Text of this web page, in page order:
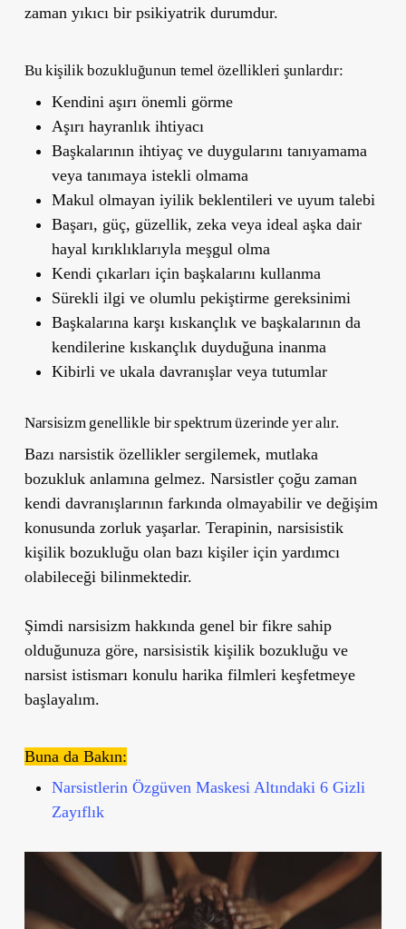
zaman yıkıcı bir psikiyatrik durumdur.
Bu kişilik bozukluğunun temel özellikleri şunlardır:
Kendini aşırı önemli görme
Aşırı hayranlık ihtiyacı
Başkalarının ihtiyaç ve duygularını tanıyamama
veya tanımaya istekli olmama
Makul olmayan iyilik beklentileri ve uyum talebi
Başarı, güç, güzellik, zeka veya ideal aşka dair
hayal kırıklıklarıyla meşgul olma
Kendi çıkarları için başkalarını kullanma
Sürekli ilgi ve olumlu pekiştirme gereksinimi
Başkalarına karşı kıskançlık ve başkalarının da
kendilerine kıskançlık duyduğuna inanma
Kibirli ve ukala davranışlar veya tutumlar
Narsisizm genellikle bir spektrum üzerinde yer alır.
Bazı narsistik özellikler sergilemek, mutlaka
bozukluk anlamına gelmez. Narsistler çoğu zaman
kendi davranışlarının farkında olmayabilir ve değişim
konusunda zorluk yaşarlar. Terapinin, narsisistik
kişilik bozukluğu olan bazı kişiler için yardımcı
olabileceği bilinmektedir.
Şimdi narsisizm hakkında genel bir fikre sahip
olduğunuza göre, narsisistik kişilik bozukluğu ve
narsist istismarı konulu harika filmleri keşfetmeye
başlayalım.
Buna da Bakın:
Narsistlerin Özgüven Maskesi Altındaki 6 Gizli
Zayıflık